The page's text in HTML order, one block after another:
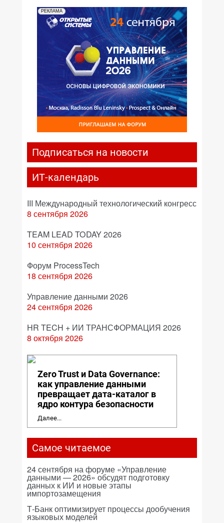
РЕКЛАМА
Подписаться на новости
ИТ-календарь
III Международный технологический конгресс
8 сентября 2026
TEAM LEAD TODAY 2026
10 сентября 2026
Форум ProcessTech
18 сентября 2026
Управление данными 2026
24 сентября 2026
HR TECH + ИИ ТРАНСФОРМАЦИЯ 2026
8 октября 2026
Zero Trust и Data Governance:
как управление данными
превращает дата-каталог в
ядро контура безопасности
Далее...
Самое читаемое
24 сентября на форуме «Управление
данными — 2026» обсудят подготовку
данных к ИИ и новые этапы
импортозамещения
Т-Банк оптимизирует процессы дообучения
языковых моделей